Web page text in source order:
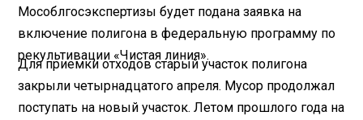
Мособлгосэкспертизы будет подана заявка на
включение полигона в федеральную программу по
рекультивации «Чистая линия».
Для приемки отходов старый участок полигона
закрыли четырнадцатого апреля. Мусор продолжал
поступать на новый участок. Летом прошлого года на